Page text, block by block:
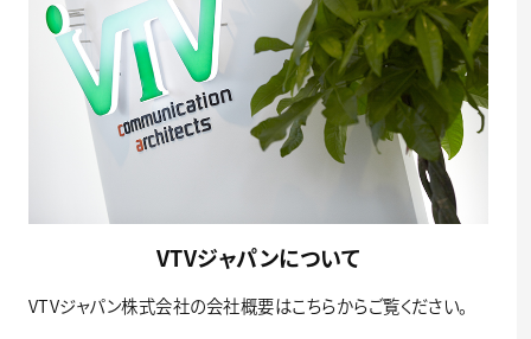
VTVジャパンについて
VTVジャパン株式会社の会社概要はこちらからご覧ください。